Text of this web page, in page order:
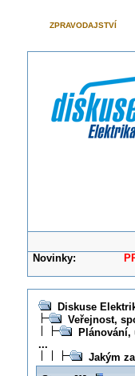
ZPRAVODAJSTVÍ
Novinky:
Diskuse
Veřejnost,
...
Jakým